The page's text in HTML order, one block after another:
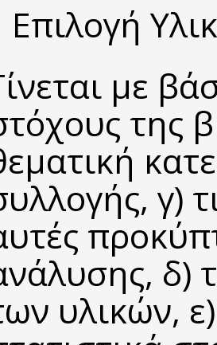
Επιλογή
με
της
γ)
δ)
υλικών,